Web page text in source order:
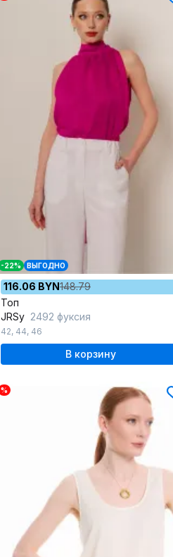
-22% ВЫГОДНО
116.06 BYN148.79
Топ
JRSy 2492 фуксия
42, 44, 46
В корзину
%